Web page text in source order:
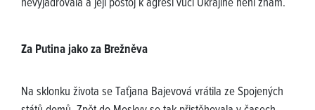
nevyjadřovala a její postoj k agresi vůči Ukrajině není znám.
Za Putina jako za Brežněva
Na sklonku života se Taťjana Bajevová vrátila ze Spojených